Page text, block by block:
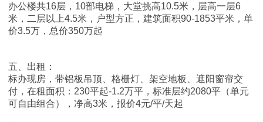
办公楼共16层，10部电梯，大堂挑高10.5米，层高一层6
米，二层以上4.5米，户型方正，建筑面积90-1853平米，单
价3.5万，总价350万起
五、出租：
标办现房，带铝板吊顶、格栅灯、架空地板、遮阳窗帘交
付，在租面积：230平起-1.2万平，标准层约2080平（单元
可自由组合），净高3米，报价4元/平/天起